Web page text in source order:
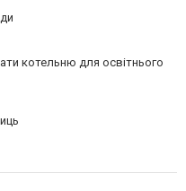
котельню для освітнього